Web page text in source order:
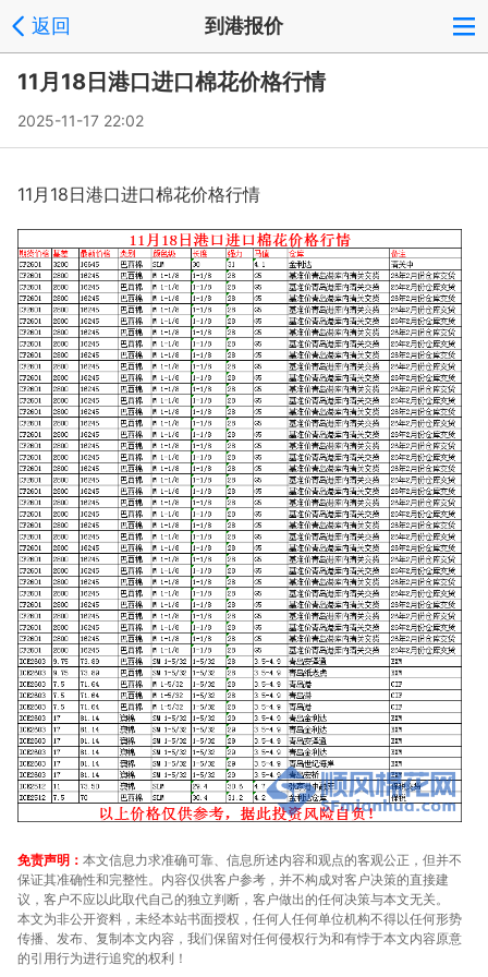
返回 到港报价
11月18日港口进口棉花价格行情
2025-11-17 22:02
11月18日港口进口棉花价格行情
免责声明： 本文信息力求准确可靠、信息所述内容和观点的客观公正，但并不
保证其准确性和完整性。内容仅供客户参考，并不构成对客户决策的直接建
议，客户不应以此取代自己的独立判断，客户做出的任何决策与本文无关。
本文为非公开资料，未经本站书面授权，任何人任何单位机构不得以任何形势
传播、发布、复制本文内容，我们保留对任何侵权行为和有悖于本文内容原意
的引用行为进行追究的权利！